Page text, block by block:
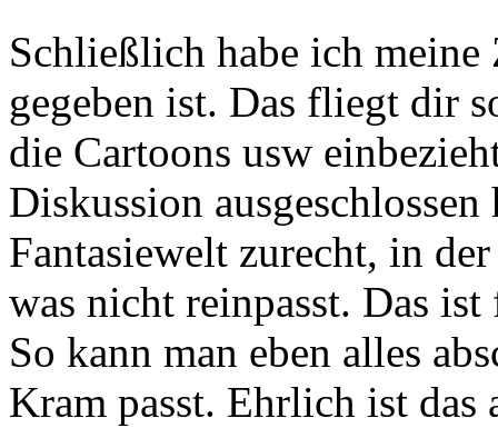
Schließlich habe ich
gegeben ist. Das fliegt dir
die Cartoons usw
Diskussion
Fantasiewelt zurecht, in
was nicht reinpasst. Das
So kann man eben alles
Kram passt. Ehrlich ist das